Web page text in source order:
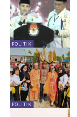
POLITIK
POLITIK